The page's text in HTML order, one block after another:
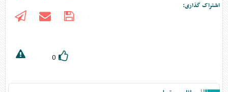
اشتراک گذاری:
0